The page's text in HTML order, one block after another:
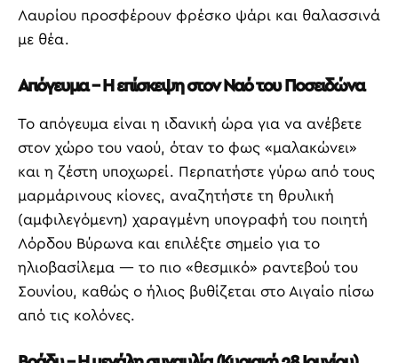
Λαυρίου προσφέρουν φρέσκο ψάρι και θαλασσινά
με θέα.
Απόγευμα – Η επίσκεψη στον Ναό του Ποσειδώνα
Το απόγευμα είναι η ιδανική ώρα για να ανέβετε
στον χώρο του ναού, όταν το φως «μαλακώνει»
και η ζέστη υποχωρεί. Περπατήστε γύρω από τους
μαρμάρινους κίονες, αναζητήστε τη θρυλική
(αμφιλεγόμενη) χαραγμένη υπογραφή του ποιητή
Λόρδου Βύρωνα και επιλέξτε σημείο για το
ηλιοβασίλεμα — το πιο «θεσμικό» ραντεβού του
Σουνίου, καθώς ο ήλιος βυθίζεται στο Αιγαίο πίσω
από τις κολόνες.